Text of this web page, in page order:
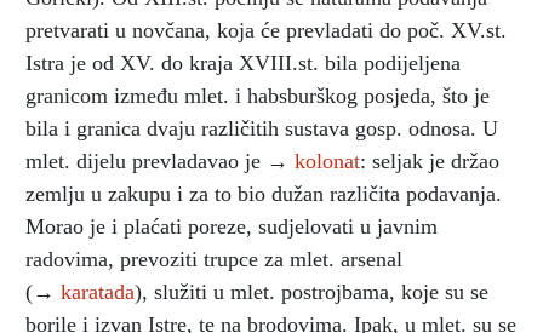
pretvarati u novčana, koja će prevladati do poč. XV.st.
Istra je od XV. do kraja XVIII.st. bila podijeljena
granicom između mlet. i habsburškog posjeda, što je
bila i granica dvaju različitih sustava gosp. odnosa. U
mlet. dijelu prevladavao je → kolonat: seljak je držao
zemlju u zakupu i za to bio dužan različita podavanja.
Morao je i plaćati poreze, sudjelovati u javnim
radovima, prevoziti trupce za mlet. arsenal
(→ karatada), služiti u mlet. postrojbama, koje su se
borile i izvan Istre, te na brodovima. Ipak, u mlet. su se